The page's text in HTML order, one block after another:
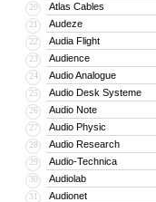
20 Atlas Cables
21 Audeze
22 Audia Flight
23 Audience
24 Audio Analogue
25 Audio Desk Systeme
26 Audio Note
27 Audio Physic
28 Audio Research
29 Audio-Technica
30 Audiolab
31 Audionet